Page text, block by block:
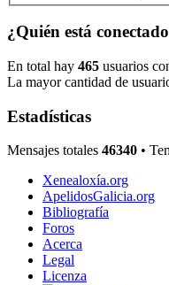
¿Quién está
En total hay 465 usuarios
La mayor cantidad de
Estadísticas
Mensajes totales 46340 •
Xenealoxía.org
ApelidosGalicia.org
Bibliografía
Foros
Acerca
Legal
Licenza